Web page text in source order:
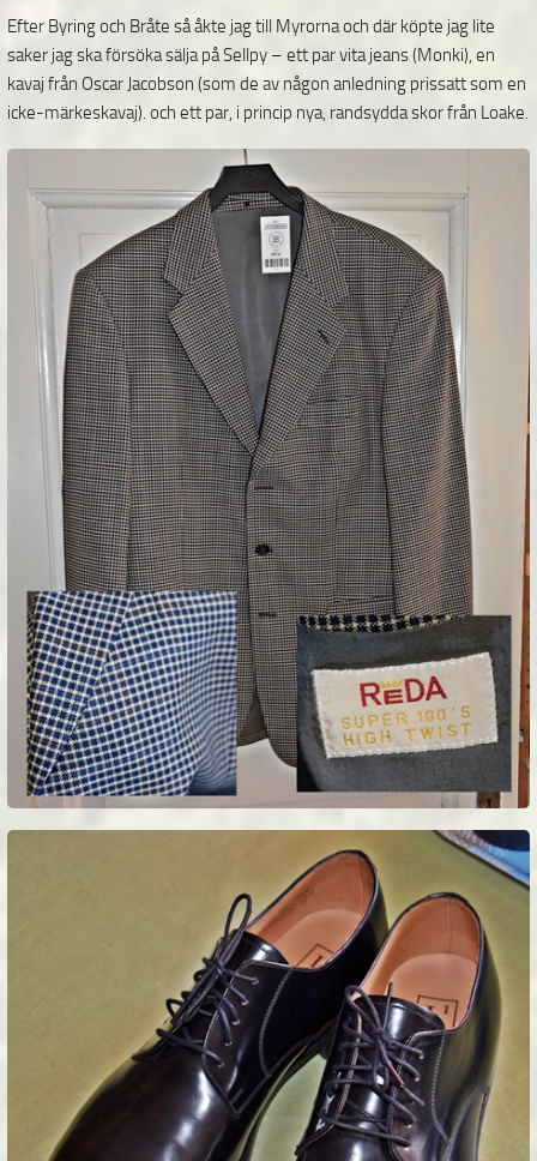
Efter Byring och Bråte så åkte jag till Myrorna och där köpte jag lite
saker jag ska försöka sälja på Sellpy – ett par vita jeans (Monki), en
kavaj från Oscar Jacobson (som de av någon anledning prissatt som en
icke-märkeskavaj). och ett par, i princip nya, randsydda skor från Loake.